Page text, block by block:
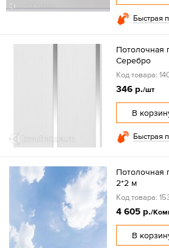
Быстрая
Потолочная
Серебро
Код товара:
346 р./шт
В
Быстрая
Потолочная
2*2 м
Код товара:
4 605 р./
В